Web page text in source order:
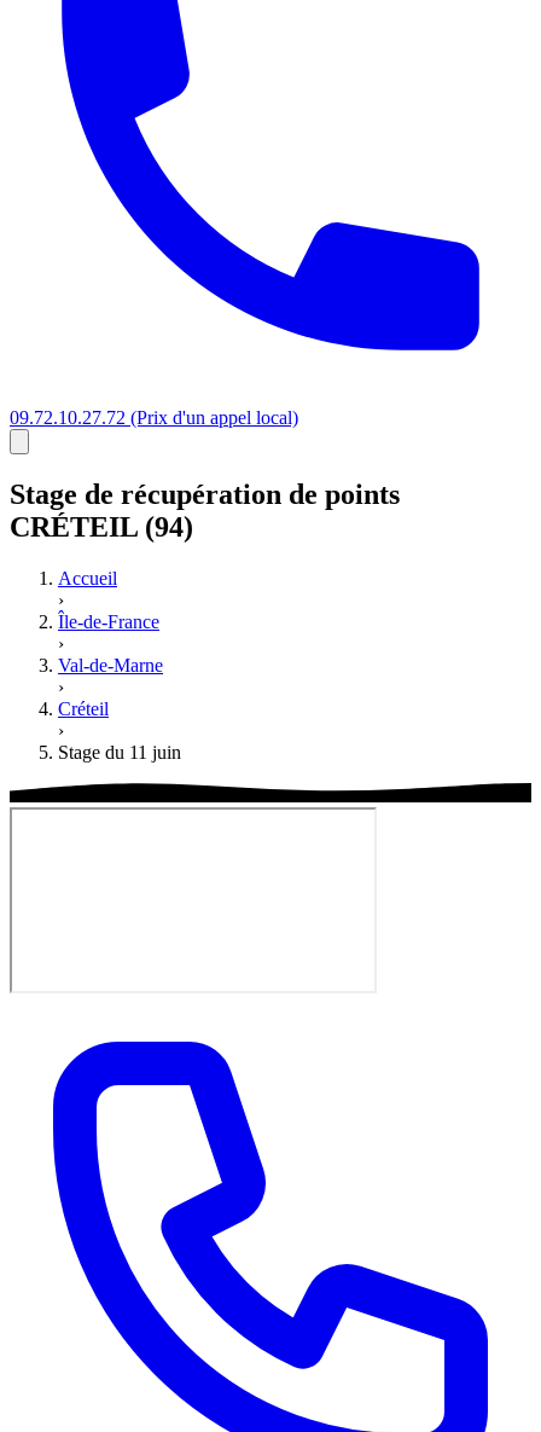
09.72.10.27.72 (Prix d'un appel local)
Stage de récupération de points
CRÉTEIL (94)
Accueil
›
Île-de-France
›
Val-de-Marne
›
Créteil
›
Stage du 11 juin